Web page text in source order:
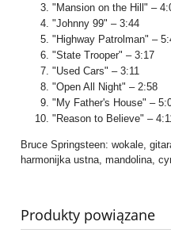
"Mansion on the Hill" –
"Johnny 99" – 3:44
"Highway Patrolman" –
"State Trooper" – 3:17
"Used Cars" – 3:11
"Open All Night" – 2:58
"My Father's House" –
"Reason to Believe" –
Bruce Springsteen: wokale,
harmonijka ustna, mandolina,
Produkty powiązane